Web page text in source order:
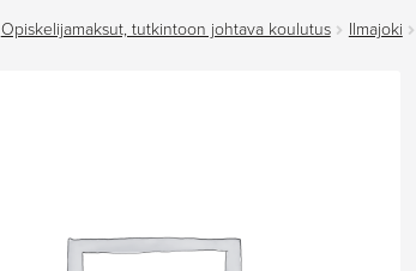
Opiskelijamaksut, tutkintoon johtava koulutus Ilmajoki